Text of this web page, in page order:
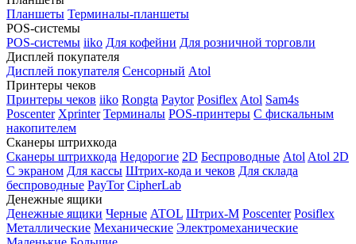
Планшеты Терминалы-планшеты
POS-системы
POS-системы iiko Для кофейни Для розничной торговли
Дисплей покупателя
Дисплей покупателя Сенсорный Atol
Принтеры чеков
Принтеры чеков iiko Rongta Paytor Posiflex Atol Sam4s
Poscenter Xprinter Терминалы POS-принтеры С фискальным
накопителем
Сканеры штрихкода
Сканеры штрихкода Недорогие 2D Беспроводные Atol Atol 2D
С экраном Для кассы Штрих-кода и чеков Для склада
беспроводные PayTor CipherLab
Денежные ящики
Денежные ящики Черные ATOL Штрих-М Poscenter Posiflex
Металлические Механические Электромеханические